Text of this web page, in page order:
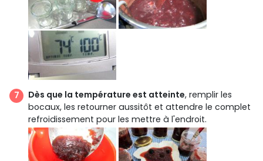
Dès que la température est atteinte, remplir les
bocaux, les retourner aussitôt et attendre le complet
refroidissement pour les mettre à l'endroit.